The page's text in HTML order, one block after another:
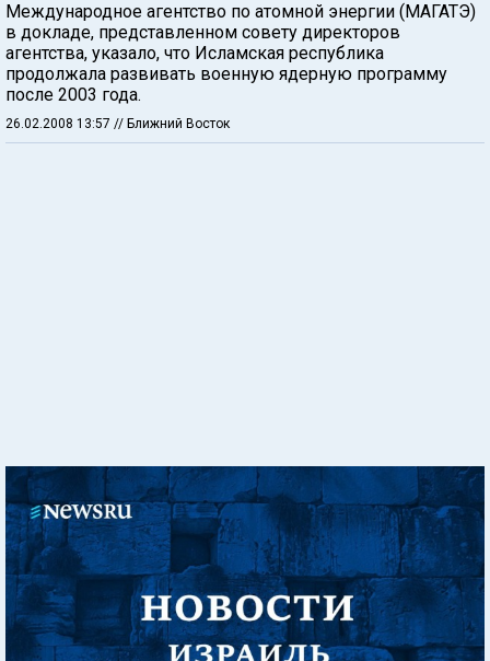
Международное агентство по атомной энергии (МАГАТЭ)
в докладе, представленном совету директоров
агентства, указало, что Исламская республика
продолжала развивать военную ядерную программу
после 2003 года.
26.02.2008 13:57 // Ближний Восток